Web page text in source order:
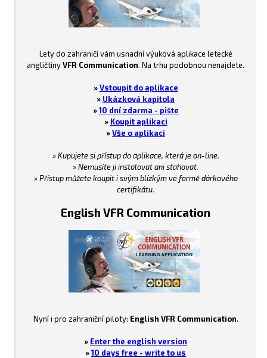
Lety do zahraničí vám usnadní výuková aplikace letecké
angličtinyVFR Communication. Na trhu podobnou nenajdete.
» Vstoupit do aplikace
» Ukázková kapitola
»10 dní zdarma - pište
» Koupit aplikaci
»Vše o aplikaci
» Kupujete si přístup do aplikace, která je on-line.
» Nemusíte ji instalovat ani stahovat.
» Přístup můžete koupit i svým blízkým ve formě dárkového
certifikátu.
English VFR Communication
Nyní i pro zahraniční piloty: English VFR Communication.
» Enter the english version
»10 days free - write to us